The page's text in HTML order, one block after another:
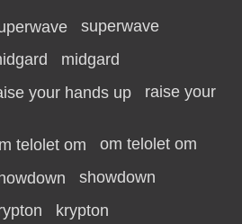
superwave
midgard
raise your
om telolet om
showdown
krypton